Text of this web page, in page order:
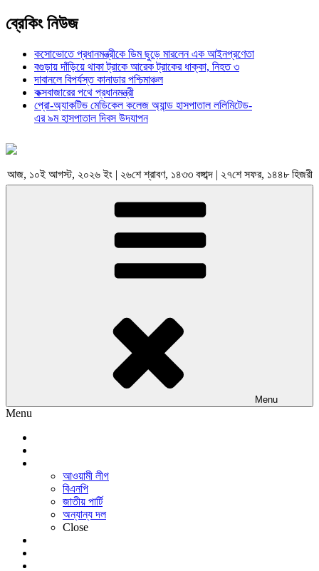
ব্রেকিং নিউজ
কসোভোতে প্রধানমন্ত্রীকে ডিম ছুড়ে মারলেন এক আইনপ্রণেতা
বগুড়ায় দাঁড়িয়ে থাকা ট্রাকে আরেক ট্রাকের ধাক্কা, নিহত ৩
দাবানলে বিপর্যস্ত কানাডার পশ্চিমাঞ্চল
কক্সবাজারের পথে প্রধানমন্ত্রী
প্রো-অ্যাকটিভ মেডিকেল কলেজ অ্যান্ড হাসপাতাল ললিমিটেড-
এর ৯ম হাসপাতাল দিবস উদযাপন
আজ, ১০ই আগস্ট, ২০২৬ ইং | ২৬শে শ্রাবণ, ১৪৩৩ বঙ্গাব্দ | ২৭শে সফর, ১৪৪৮ হিজরী
Menu
Menu
আওয়ামী লীগ
বিএনপি
জাতীয় পার্টি
অন্যান্য দল
Close